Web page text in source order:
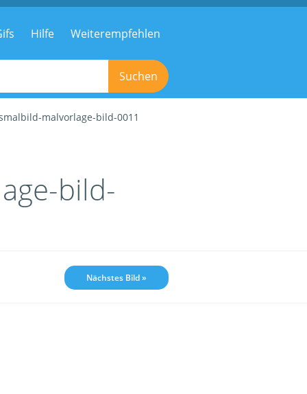
Hilfe Weiterempfehlen
Suchen
malvorlage-bild-0011
bild-
Nächstes Bild »